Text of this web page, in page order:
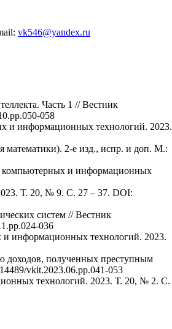
vk546@yandex.ru
Часть 1 // Вестник
058
и информационных технологий. 2023.
2-е изд., испр. и доп. М.:
компьютерных и информационных
Т. 20, № 9. C. 27 – 37. DOI:
систем // Вестник
036
информационных технологий. 2023.
доходов, полученных преступным
vkit.2023.06.pp.041-053
технологий. 2023. Т. 20, № 2. C.